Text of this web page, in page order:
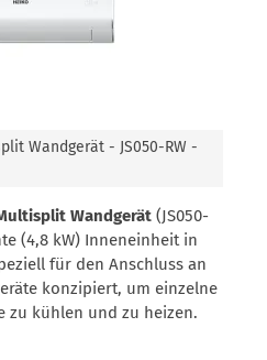
Wandgerät - JS050-RW -
Wandgerät (JS050-
(4,8 kW) Inneneinheit in
für den Anschluss an
konzipiert, um einzelne
zu kühlen und zu heizen.